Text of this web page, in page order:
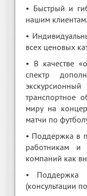
• Быстрый и
нашим клиентам.
•
всех ценовых
• В качестве
спектр
транспортное
миру на
матчи по
• Поддержка в
работникам и
компаний как
• Поддержка
(консультации